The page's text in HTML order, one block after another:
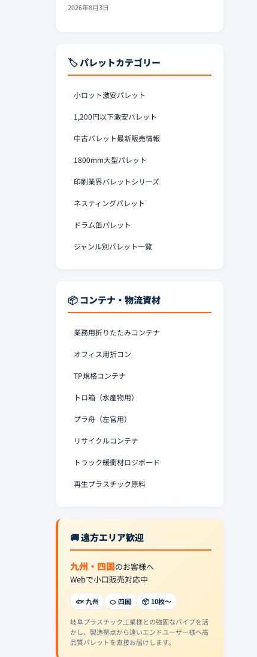
2026年8月3日
🏷️ パレットカテゴリー
小ロット激安パレット
1,200円以下激安パレット
中古パレット最新販売情報
1800mm大型パレット
印刷業界パレットシリーズ
ネスティングパレット
ドラム缶パレット
ジャンル別パレット一覧
📦 コンテナ・物流資材
業務用折りたたみコンテナ
オフィス用折コン
TP規格コンテナ
トロ箱（水産物用）
プラ舟（左官用）
リサイクルコンテナ
トラック緩衝材ロジボード
再生プラスチック原料
🚚 遠方エリア歓迎
九州・四国のお客様へ
Webで小口販売対応中
🐟 九州 🍊 四国 📦 10枚〜
岐阜プラスチック工業様との強固なパイプを活
かし、製造拠点から遠いエンドユーザー様へ高
品質パレットを直接お届けします。